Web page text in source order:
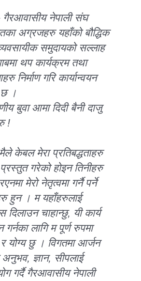
नेपाली संघ
अग्रजहरु यहाँको बौद्धिक
समुदायको सल्लाह
थप कार्यक्रम तथा
निर्माण गरि कार्यान्वयन
छ ।
बुवा आमा दिदी बैनी दाजु
!
केबल मेरा प्रतिबद्धताहरु
गरेको होइन तिनीहरु
मेरो नेतृत्वमा गर्नै पर्ने
हुन । म यहाँहरुलाई
दिलाउन चाहान्छु, यी कार्य
गर्नका लागि म पूर्ण रुपमा
योग्य छु । विगतमा आर्जन
अनुभव, ज्ञान, सीपलाई
गर्दै गैरआवासीय नेपाली